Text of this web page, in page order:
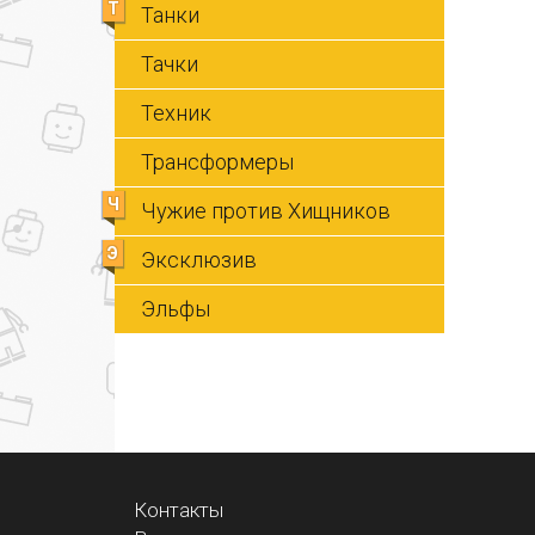
Т
Танки
Тачки
Техник
Трансформеры
Ч Чужие против Хищников
Э
Эксклюзив
Эльфы
Контакты